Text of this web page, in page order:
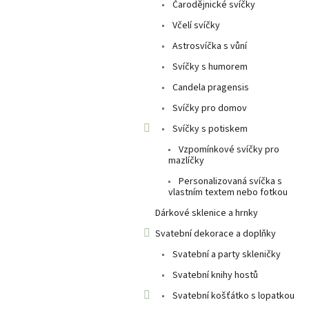
Čarodějnické svíčky
Včelí svíčky
Astrosvíčka s vůní
Svíčky s humorem
Candela pragensis
Svíčky pro domov
Svíčky s potiskem
Vzpomínkové svíčky pro
mazlíčky
Personalizovaná svíčka s
vlastním textem nebo fotkou
Dárkové sklenice a hrnky
Svatební dekorace a doplňky
Svatební a party skleničky
Svatební knihy hostů
Svatební košťátko s lopatkou